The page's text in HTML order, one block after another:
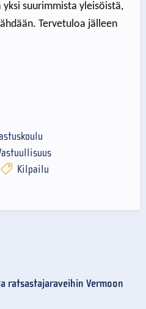
suurimmista yleisöistä,
Tervetuloa jälleen
Kilpailu
ratsastajaraveihin Vermoon